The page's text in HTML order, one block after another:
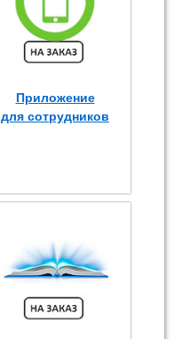
Приложение
для сотрудников